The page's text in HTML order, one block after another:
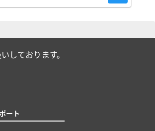
しております。
ート